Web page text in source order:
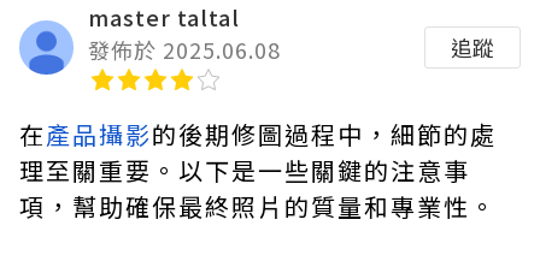
master taltal
發佈於 2025.06.08
追蹤
在產品攝影的後期修圖過程中，細節的處
理至關重要。以下是一些關鍵的注意事
項，幫助確保最終照片的質量和專業性。